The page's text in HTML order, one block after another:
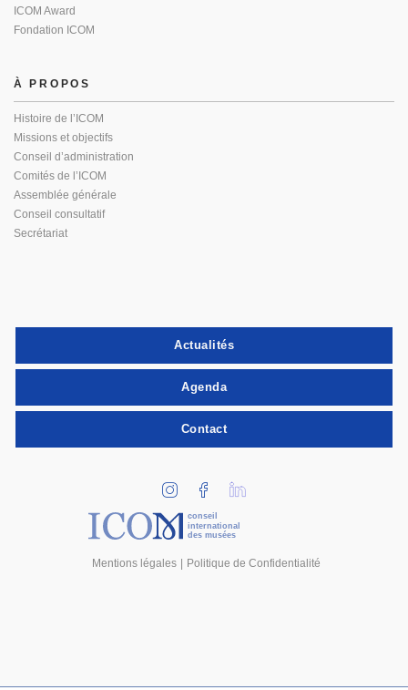
ICOM Award
Fondation ICOM
À PROPOS
Histoire de l’ICOM
Missions et objectifs
Conseil d’administration
Comités de l’ICOM
Assemblée générale
Conseil consultatif
Secrétariat
Actualités
Agenda
Contact
conseil
international
des musées
Mentions légales Politique de Confidentialité